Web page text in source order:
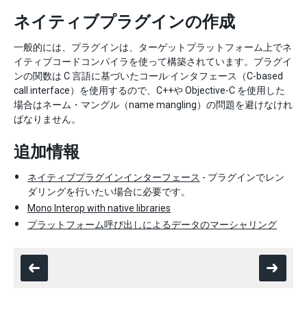
ネイティブプラグインの作成
一般的には、プラグインは、ターゲットプラットフォーム上でネ
イティブコードコンパイラを使って構築されています。プラグイ
ンの関数は C 言語に基づいたコール·インタフェース（C-based
call interface）を使用するので、C++や Objective-C を使用した
場合はネーム・マングル（name mangling）の問題を避けなけれ
ばなりません。
追加情報
ネイティブプラグインインターフェース - プラグインでレン
ダリングを行いたい場合に必要です。
Mono Interop with native libraries
プラットフォーム呼び出しによるデータのマーシャリング